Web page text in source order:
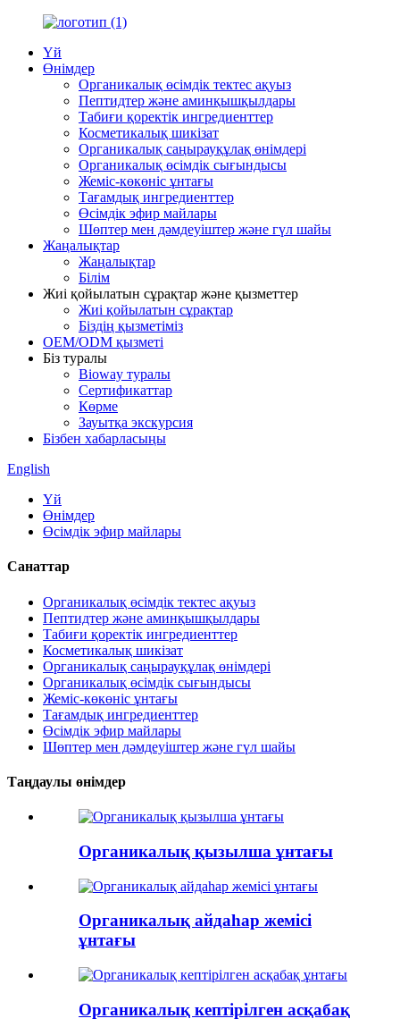
Үй
Өнімдер
Органикалық өсімдік тектес ақуыз
Пептидтер және аминқышқылдары
Табиғи қоректік ингредиенттер
Косметикалық шикізат
Органикалық саңырауқұлақ өнімдері
Органикалық өсімдік сығындысы
Жеміс-көкөніс ұнтағы
Тағамдық ингредиенттер
Өсімдік эфир майлары
Шөптер мен дәмдеуіштер және гүл шайы
Жаңалықтар
Жаңалықтар
Білім
Жиі қойылатын сұрақтар және қызметтер
Жиі қойылатын сұрақтар
Біздің қызметіміз
OEM/ODM қызметі
Біз туралы
Bioway туралы
Сертификаттар
Көрме
Зауытқа экскурсия
Бізбен хабарласыңы
English
Үй
Өнімдер
Өсімдік эфир майлары
Санаттар
Органикалық өсімдік тектес ақуыз
Пептидтер және аминқышқылдары
Табиғи қоректік ингредиенттер
Косметикалық шикізат
Органикалық саңырауқұлақ өнімдері
Органикалық өсімдік сығындысы
Жеміс-көкөніс ұнтағы
Тағамдық ингредиенттер
Өсімдік эфир майлары
Шөптер мен дәмдеуіштер және гүл шайы
Таңдаулы өнімдер
Органикалық қызылша ұнтағы
Органикалық айдаһар жемісі
ұнтағы
Органикалық кептірілген асқабақ